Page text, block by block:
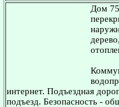
Дом
интернет. Подъездная
подъезд. Безопасность -